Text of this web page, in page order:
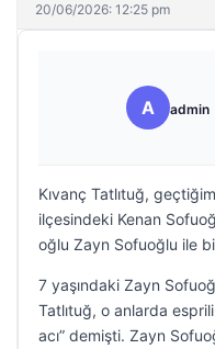
20/06/2026: 12:25 pm
A admin
Kıvanç Tatlıtuğ,
ilçesindeki Kenan
oğlu Zayn Sofuoğlu ile
7 yaşındaki Zayn
Tatlıtuğ, o anlarda
acı” demişti. Zayn